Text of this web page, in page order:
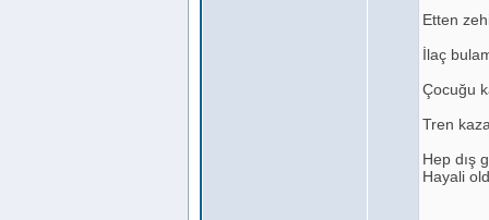
Etten
İlaç
Çocuğu
Tren
Hep dış
Hayali